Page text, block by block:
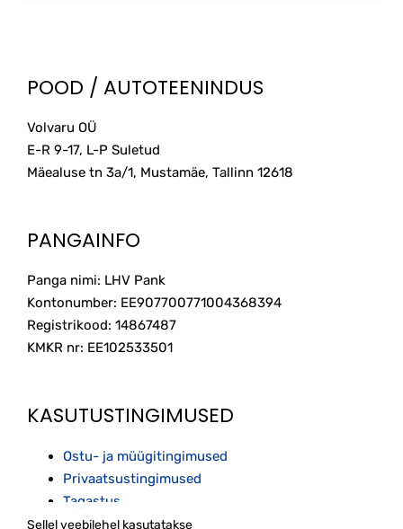
POOD / AUTOTEENINDUS
Volvaru OÜ
E-R 9-17, L-P Suletud
Mäealuse tn 3a/1, Mustamäe, Tallinn 12618
PANGAINFO
Panga nimi: LHV Pank
Kontonumber: EE907700771004368394
Registrikood: 14867487
KMKR nr: EE102533501
KASUTUSTINGIMUSED
Ostu- ja müügitingimused
Privaatsustingimused
Tagastus
Sellel veebilehel kasutatakse